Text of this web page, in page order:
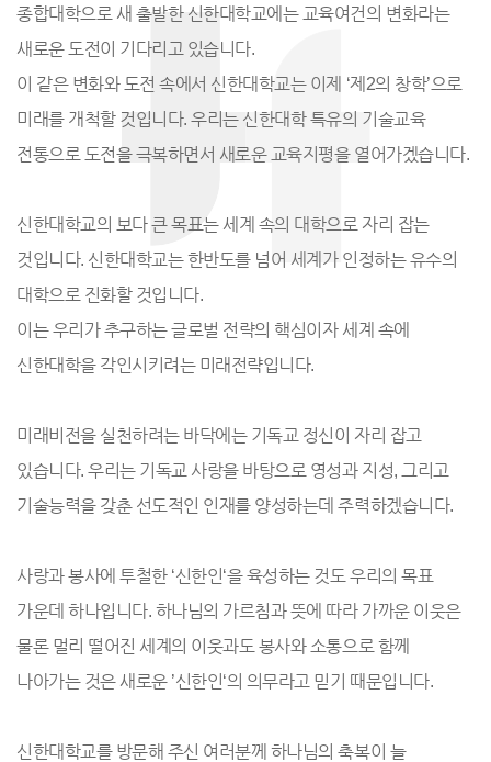
종합대학으로 새 출발한 신한대학교에는 교육여건의 변화라는
새로운 도전이 기다리고 있습니다.
이 같은 변화와 도전 속에서 신한대학교는 이제 ‘제2의 창학’으로
미래를 개척할 것입니다. 우리는 신한대학 특유의 기술교육
전통으로 도전을 극복하면서 새로운 교육지평을 열어가겠습니다.
신한대학교의 보다 큰 목표는 세계 속의 대학으로 자리 잡는
것입니다. 신한대학교는 한반도를 넘어 세계가 인정하는 유수의
대학으로 진화할 것입니다.
이는 우리가 추구하는 글로벌 전략의 핵심이자 세계 속에
신한대학을 각인시키려는 미래전략입니다.
미래비전을 실천하려는 바닥에는 기독교 정신이 자리 잡고
있습니다. 우리는 기독교 사랑을 바탕으로 영성과 지성, 그리고
기술능력을 갖춘 선도적인 인재를 양성하는데 주력하겠습니다.
사랑과 봉사에 투철한 ‘신한인‘을 육성하는 것도 우리의 목표
가운데 하나입니다. 하나님의 가르침과 뜻에 따라 가까운 이웃은
물론 멀리 떨어진 세계의 이웃과도 봉사와 소통으로 함께
나아가는 것은 새로운 ’신한인‘의 의무라고 믿기 때문입니다.
신한대학교를 방문해 주신 여러분께 하나님의 축복이 늘